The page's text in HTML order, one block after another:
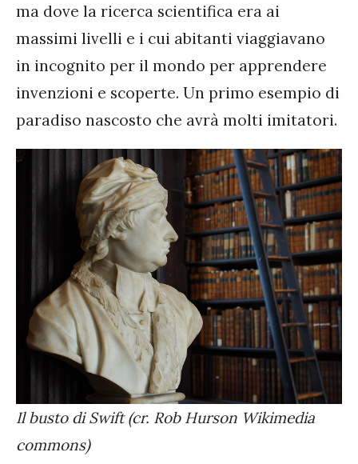
ma dove la ricerca scientifica era ai
massimi livelli e i cui abitanti viaggiavano
in incognito per il mondo per apprendere
invenzioni e scoperte. Un primo esempio di
paradiso nascosto che avrà molti imitatori.
Il busto di Swift (cr. Rob Hurson Wikimedia
commons)